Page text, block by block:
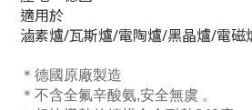
適用於
滷素爐/瓦斯爐/電陶爐/黑晶爐/電磁
＊德國原廠製造
＊不含全氟辛酸氨,安全無虞 。